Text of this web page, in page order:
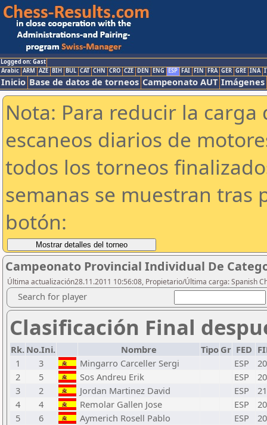
Logged on: Gast
Arabic ARM AZE BIH BUL CAT CHN CRO CZE DEN ENG ESP FAI FIN FRA GER GRE INA
Inicio Base de datos de torneos Campeonato AUT Imágenes
Nota: Para reducir la
escaneos diarios de
todos los torneos
semanas se muestran tras
botón:
Campeonato Provincial Individual De
Última actualización28.11.2011 10:56:08, Propietario/Última carga: Spanish
Search for player
Clasificación Final
Rk. No.Ini. Nombre Tipo Gr FED
1
3 Mingarro Carceller Sergi ESP
2
5 Sos Andreu Erik ESP
3
2 Jordan Martinez David ESP
4
4 Remolar Gallen Jose ESP
5
6 Aymerich Rosell Pablo ESP